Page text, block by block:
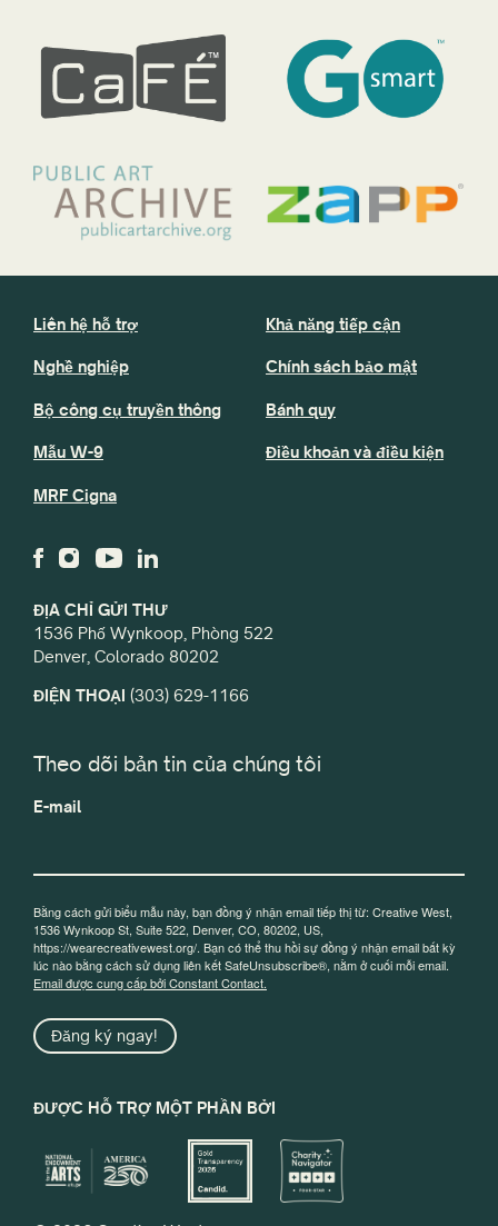
ĐỊA CHỈ GỬI THƯ
1536 Phố Wynkoop, Phòng 522
Denver, Colorado 80202
ĐIỆN THOẠI (303) 629-1166
Liên hệ hỗ trợ
Nghề nghiệp
Bộ công cụ truyền thông
Mẫu W-9
MRF Cigna
Khả năng tiếp cận
Chính sách bảo mật
Bánh quy
Điều khoản và điều kiện
Theo dõi bản tin của chúng tôi
E-mail
Bằng cách gửi biểu mẫu này, bạn đồng ý nhận email tiếp thị từ: Creative West,
1536 Wynkoop St, Suite 522, Denver, CO, 80202, US,
https://wearecreativewest.org/. Bạn có thể thu hồi sự đồng ý nhận email bất kỳ
lúc nào bằng cách sử dụng liên kết SafeUnsubscribe®, nằm ở cuối mỗi email.
Email được cung cấp bởi Constant Contact.
Đăng ký ngay!
ĐƯỢC HỖ TRỢ MỘT PHẦN BỞI